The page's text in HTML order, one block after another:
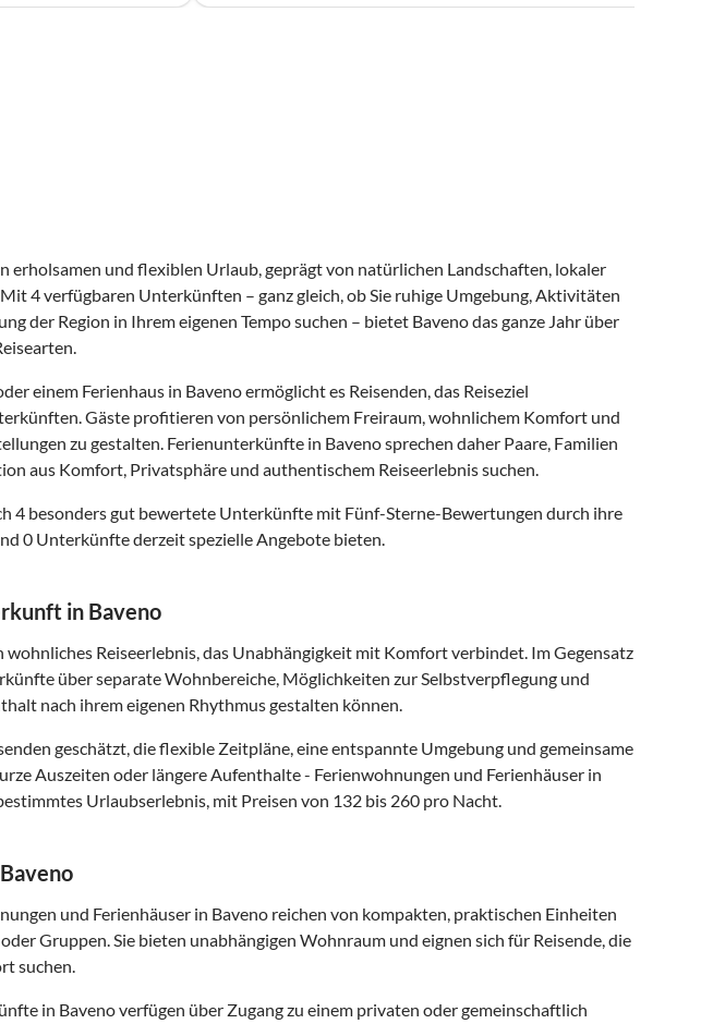
erholsamen und flexiblen Urlaub, geprägt von natürlichen Landschaften, lokaler
4 verfügbaren Unterkünften – ganz gleich, ob Sie ruhige Umgebung, Aktivitäten
der Region in Ihrem eigenen Tempo suchen – bietet Baveno das ganze Jahr über
einem Ferienhaus in Baveno ermöglicht es Reisenden, das Reiseziel
Gäste profitieren von persönlichem Freiraum, wohnlichem Komfort und
zu gestalten. Ferienunterkünfte in Baveno sprechen daher Paare, Familien
aus Komfort, Privatsphäre und authentischem Reiseerlebnis suchen.
4 besonders gut bewertete Unterkünfte mit Fünf-Sterne-Bewertungen durch ihre
0 Unterkünfte derzeit spezielle Angebote bieten.
in Baveno
Reiseerlebnis, das Unabhängigkeit mit Komfort verbindet. Im Gegensatz
über separate Wohnbereiche, Möglichkeiten zur Selbstverpflegung und
nach ihrem eigenen Rhythmus gestalten können.
geschätzt, die flexible Zeitpläne, eine entspannte Umgebung und gemeinsame
Auszeiten oder längere Aufenthalte - Ferienwohnungen und Ferienhäuser in
Urlaubserlebnis, mit Preisen von 132 bis 260 pro Nacht.
und Ferienhäuser in Baveno reichen von kompakten, praktischen Einheiten
Gruppen. Sie bieten unabhängigen Wohnraum und eignen sich für Reisende, die
suchen.
in Baveno verfügen über Zugang zu einem privaten oder gemeinschaftlich